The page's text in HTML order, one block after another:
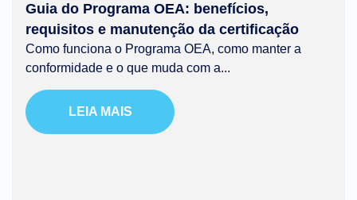
Guia do Programa OEA: benefícios,
requisitos e manutenção da certificação
Como funciona o Programa OEA, como manter a
conformidade e o que muda com a...
LEIA MAIS